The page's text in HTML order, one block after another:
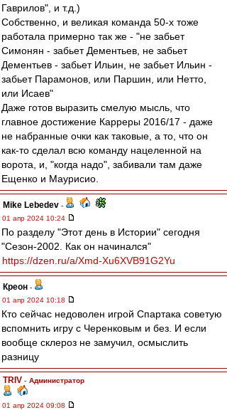
Гаврилов", и т.д.)
Собственно, и великая команда 50-х тоже
работала примерно так же - "не забьет
Симонян - забьет Дементьев, не забьет
Дементьев - забьет Ильин, не забьет Ильин -
забьет Парамонов, или Паршин, или Нетто,
или Исаев"
Даже готов выразить смелую мысль, что
главное достижение Карреры 2016/17 - даже
не набранные очки как таковые, а то, что он
как-то сделал всю команду нацеленной на
ворота, и, "когда надо", забивали там даже
Ещенко и Маурисио.
Mike Lebedev -
01 апр 2024 10:24
По разделу "Этот день в Истории" сегодня
"Сезон-2002. Как он начинался"
https://dzen.ru/a/Xmd-Xu6XVB91G2Yu
Креон -
01 апр 2024 10:18
Кто сейчас недоволен игрой Спартака советую
вспомнить игру с Черенковым и без. И если
вообще склероз не замучил, осмыслить
разницу
TRIV - Администратор
01 апр 2024 09:08